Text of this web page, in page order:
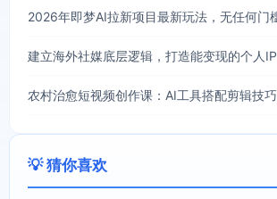
建立海外社媒底层逻辑，打造能变现的个人IP
💡 猜你喜欢